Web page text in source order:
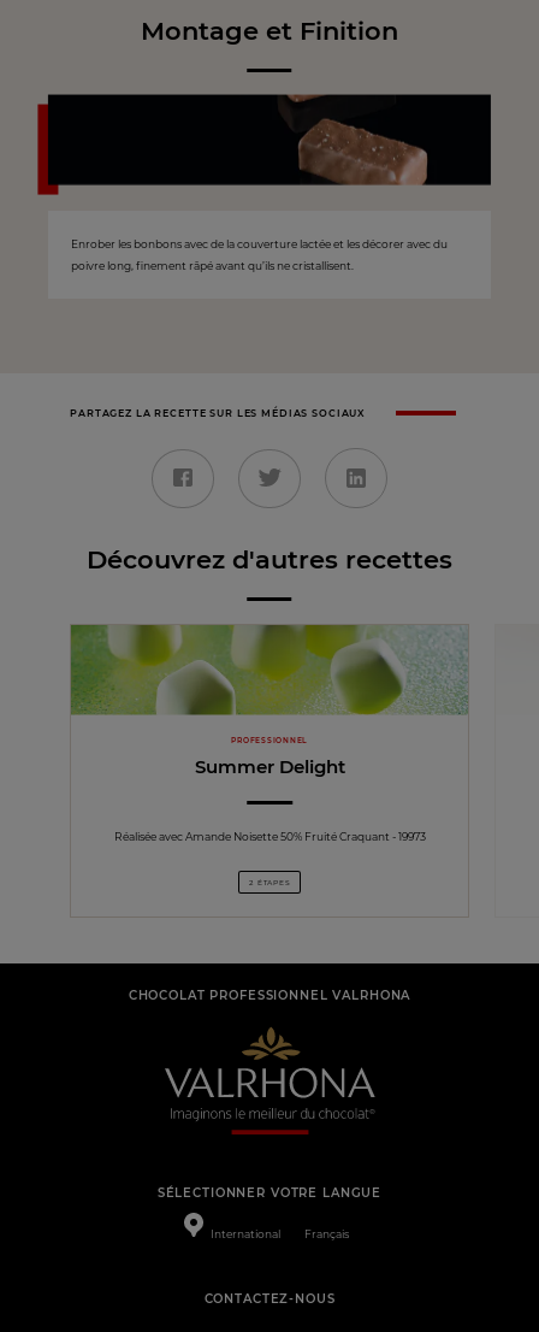
Montage et Finition
Enrober les bonbons avec de la couverture lactée et les décorer avec du
poivre long, finement râpé avant qu’ils ne cristallisent.
PARTAGEZ LA RECETTE SUR LES MÉDIAS SOCIAUX
Découvrez d'autres recettes
PROFESSIONNEL
Summer Delight
Réalisée avec Amande Noisette 50% Fruité Craquant - 19973
2 ÉTAPES
CHOCOLAT PROFESSIONNEL VALRHONA
SÉLECTIONNER VOTRE LANGUE
International Français
CONTACTEZ-NOUS